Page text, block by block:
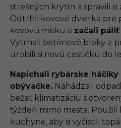
strešných krytín a spravili si
Odtrhli kovové dvierka pre
kovovú misku a začali
Vytrhali betónové bloky z
urobili si novú cestičku do
Napichali rybárske
obývačke. Nahádzali
bežať klimatizáciu s
týždeň mimo mesta.
kuchyne, aby si vyčistili